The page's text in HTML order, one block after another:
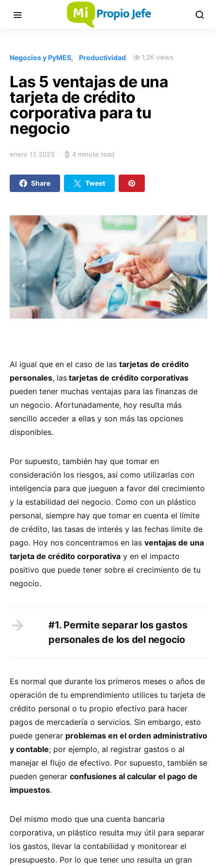
Negocios y PyMES Productividad 1,2K views
Las 5 ventajas de una
tarjeta de crédito
corporativa para tu
negocio
enero 17, 2023 4 minute read
Share Tweet
Al igual que en el caso de las tarjetas de crédito
personales, las tarjetas de crédito corporativas
pueden tener muchas ventajas para las finanzas de
un negocio. Afortunadamente, hoy resulta más
sencillo acceder a ellas y son más las opciones
disponibles.
Por supuesto, también hay que tomar en
consideración los riesgos, así como utilizarlas con
inteligencia para que jueguen a favor del crecimiento
y la estabilidad del negocio. Como con un plástico
personal, siempre hay que tomar en cuenta el límite
de crédito, las tasas de interés y las fechas límite de
pago. Hoy nos concentramos en las ventajas de una
tarjeta de crédito corporativa y en el impacto
positivo que puede tener sobre el crecimiento de tu
negocio.
#1. Permite separar los gastos
personales de los del negocio
Es normal que durante los primeros meses o años de
operación de tu emprendimiento utilices tu tarjeta de
crédito personal o tu propio efectivo para hacer
pagos de mercadería o servicios. Sin embargo, esto
puede generar problemas en el orden administrativo
y contable; por ejemplo, al registrar gastos o al
manejar el flujo de efectivo. Por supuesto, también se
pueden generar confusiones al calcular el pago de
impuestos.
Del mismo modo que una cuenta bancaria
corporativa, un plástico resulta muy útil para separar
los gastos, llevar la contabilidad y monitorear el
presupuesto. Por lo que tener uno resulta un gran